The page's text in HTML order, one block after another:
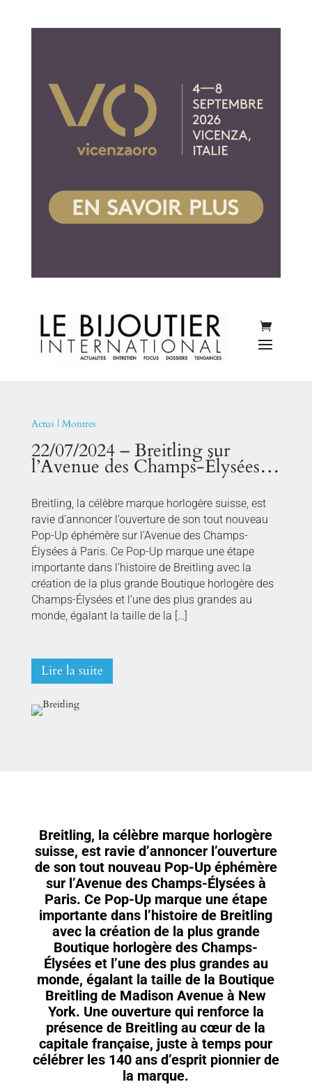
Actus | Montres
22/07/2024 – Breitling sur
l’Avenue des Champs-Élysées…
Breitling, la célèbre marque horlogère suisse, est
ravie d’annoncer l’ouverture de son tout nouveau
Pop-Up éphémère sur l’Avenue des Champs-
Élysées à Paris. Ce Pop-Up marque une étape
importante dans l’histoire de Breitling avec la
création de la plus grande Boutique horlogère des
Champs-Élysées et l’une des plus grandes au
monde, égalant la taille de la […]
Lire la suite
Breitling, la célèbre marque horlogère
suisse, est ravie d’annoncer l’ouverture
de son tout nouveau Pop-Up éphémère
sur l’Avenue des Champs-Élysées à
Paris. Ce Pop-Up marque une étape
importante dans l’histoire de Breitling
avec la création de la plus grande
Boutique horlogère des Champs-
Élysées et l’une des plus grandes au
monde, égalant la taille de la Boutique
Breitling de Madison Avenue à New
York. Une ouverture qui renforce la
présence de Breitling au cœur de la
capitale française, juste à temps pour
célébrer les 140 ans d’esprit pionnier de
la marque.